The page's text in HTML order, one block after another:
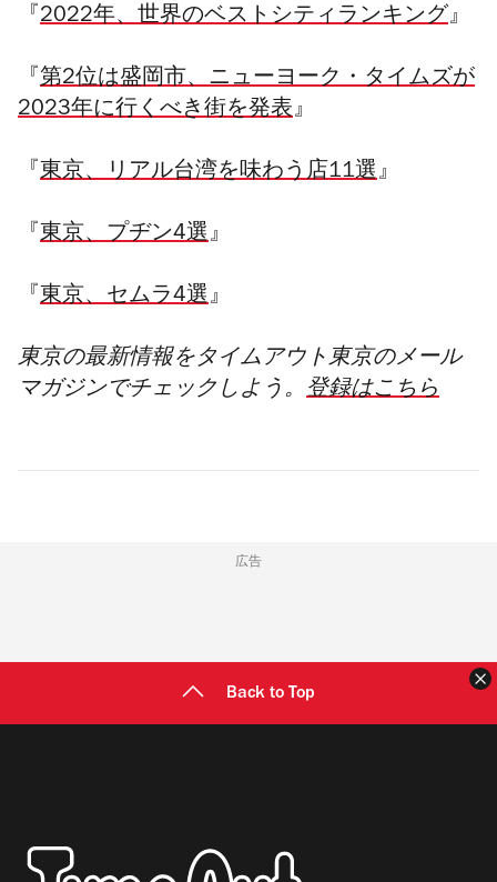
『 2022年、世界のベストシティランキング』
『 第2位は盛岡市、ニューヨーク・タイムズが
2023年に行くべき街を発表』
『 東京、リアル台湾を味わう店11選』
『 東京、プヂン4選』
『 東京、セムラ4選』
東京の最新情報をタイムアウト東京のメール
マガジンでチェックしよう。 登録はこちら
広告
Back to Top